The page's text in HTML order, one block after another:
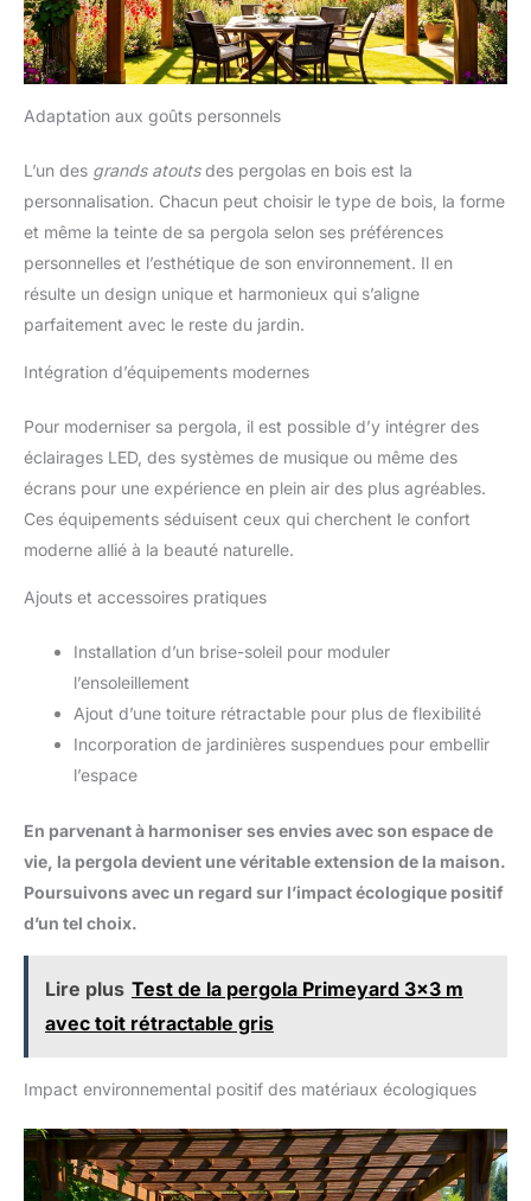
Adaptation aux goûts personnels
L’un des grands atoutsdes pergolas en bois est la
personnalisation. Chacun peut choisir le type de bois, la forme
et même la teinte de sa pergola selon ses préférences
personnelles et l’esthétique de son environnement. Il en
résulte un design unique et harmonieux qui s’aligne
parfaitement avec le reste du jardin.
Intégration d’équipements modernes
Pour moderniser sa pergola, il est possible d’y intégrer des
éclairages LED, des systèmes de musique ou même des
écrans pour une expérience en plein air des plus agréables.
Ces équipements séduisent ceux qui cherchent le confort
moderne allié à la beauté naturelle.
Ajouts et accessoires pratiques
Installation d’un brise-soleil pour moduler
l’ensoleillement
Ajout d’une toiture rétractable pour plus de flexibilité
Incorporation de jardinières suspendues pour embellir
l’espace
En parvenant à harmoniser ses envies avec son espace de
vie, la pergola devient une véritable extension de la maison.
Poursuivons avec un regard sur l’impact écologique positif
d’un tel choix.
Lire plus Test de la pergola Primeyard 3x3 m
avec toit rétractable gris
Impact environnemental positif des matériaux écologiques